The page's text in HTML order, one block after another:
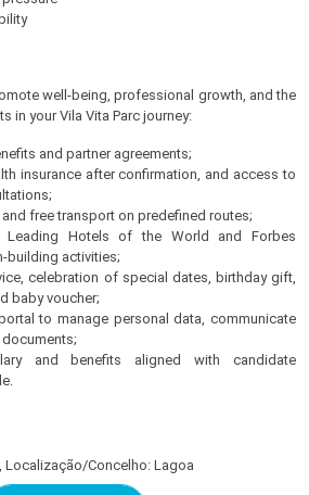
well-being, professional growth, and the
in your Vila Vita Parc journey:
and partner agreements;
insurance after confirmation, and access to
free transport on predefined routes;
Leading Hotels of the World and Forbes
building activities;
celebration of special dates, birthday gift,
baby voucher;
to manage personal data, communicate
and benefits aligned with candidate
Concelho: Lagoa